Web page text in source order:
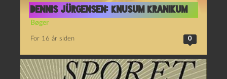
Dennis Jürgensen: Knusum Kranikum
Bøger
For 16 år siden 0